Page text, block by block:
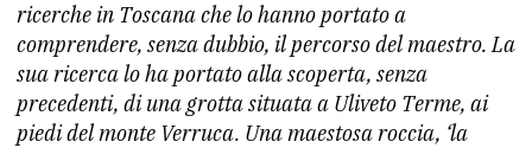
ricerche in Toscana che lo hanno portato a
comprendere, senza dubbio, il percorso del maestro. La
sua ricerca lo ha portato alla scoperta, senza
precedenti, di una grotta situata a Uliveto Terme, ai
piedi del monte Verruca. Una maestosa roccia, ‘la